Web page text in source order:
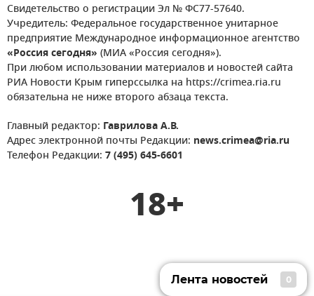
Свидетельство о регистрации Эл № ФС77-57640.
Учредитель: Федеральное государственное унитарное
предприятие Международное информационное агентство
«Россия сегодня» (МИА «Россия сегодня»).
При любом использовании материалов и новостей сайта
РИА Новости Крым гиперссылка на https://crimea.ria.ru
обязательна не ниже второго абзаца текста.
Главный редактор: Гаврилова А.В.
Адрес электронной почты Редакции: news.crimea@ria.ru
Телефон Редакции: 7 (495) 645-6601
18+
Лента новостей 0